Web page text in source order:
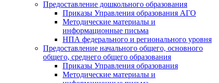
Предоставление дошкольного образования
Приказы Управления образования АГО
Методические материалы и
информационные письма
НПА федерального и регионального уровня
Предоставление начального общего, основного
общего, среднего общего образования
Приказы Управления образования
Методические материалы и